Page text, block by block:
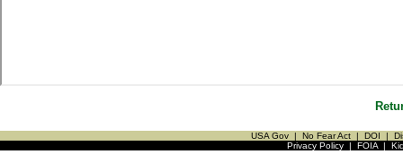
USA Gov | No Fear Act | DOI |
Privacy Policy| FOIA|